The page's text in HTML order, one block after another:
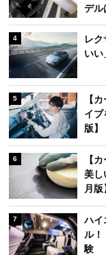
デル
4
レ
いい
5
【
イブ
版】
6
【
美し
月版
7
ハイ
ル！
験